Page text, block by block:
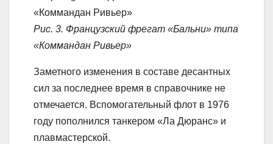
Рис. 3. Французский фрегат «Бальни» типа
«Коммандан Ривьер»
Заметного изменения в составе десантных
сил за последнее время в справочнике не
отмечается. Вспомогательный флот в 1976
году пополнился танкером «Ла Дюранс» и
плавмастерской.